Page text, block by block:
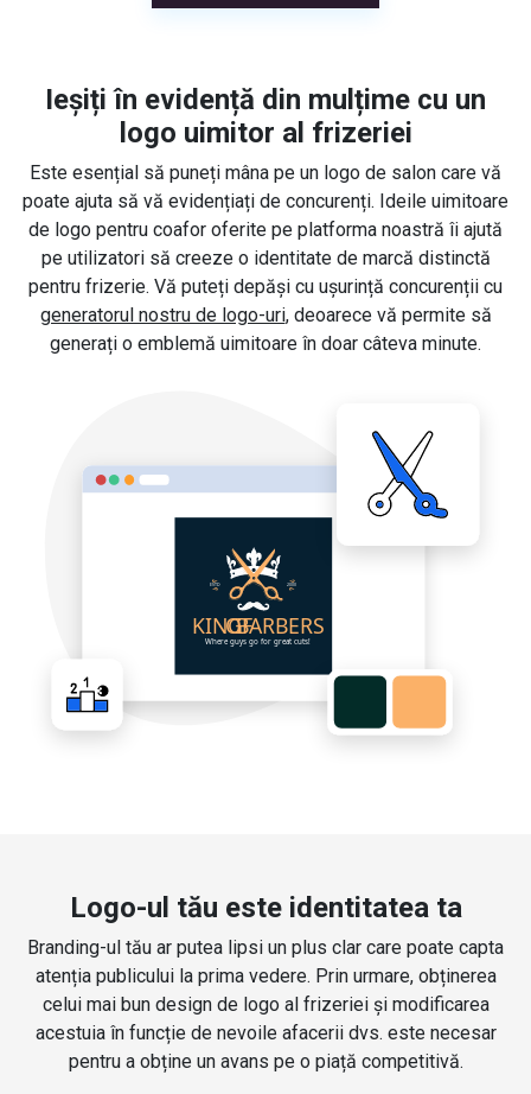
Ieșiți în evidență din mulțime cu un
logo uimitor al frizeriei
Este esențial să puneți mâna pe un logo de salon care vă
poate ajuta să vă evidențiați de concurenți. Ideile uimitoare
de logo pentru coafor oferite pe platforma noastră îi ajută
pe utilizatori să creeze o identitate de marcă distinctă
pentru frizerie. Vă puteți depăși cu ușurință concurenții cu
generatorul nostru de logo-uri, deoarece vă permite să
generați o emblemă uimitoare în doar câteva minute.
Logo-ul tău este identitatea ta
Branding-ul tău ar putea lipsi un plus clar care poate capta
atenția publicului la prima vedere. Prin urmare, obținerea
celui mai bun design de logo al frizeriei și modificarea
acestuia în funcție de nevoile afacerii dvs. este necesar
pentru a obține un avans pe o piață competitivă.